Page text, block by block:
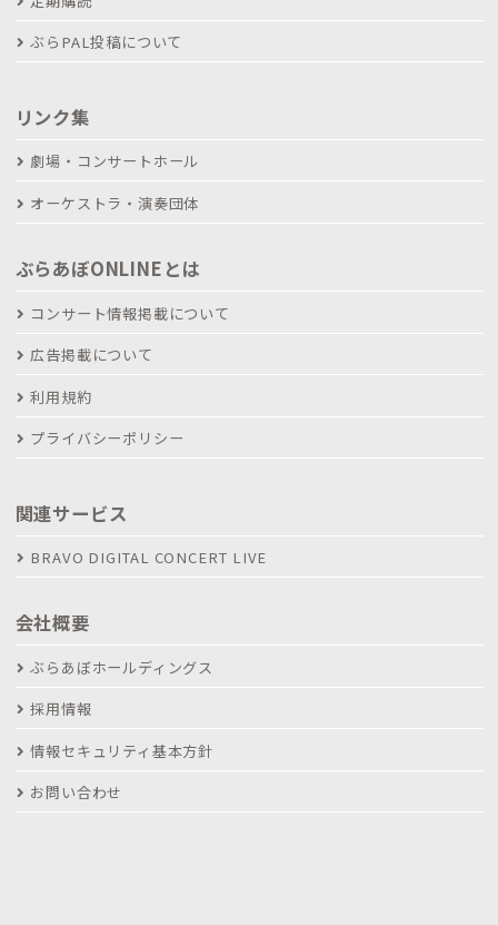
ぶらPAL投稿について
リンク集
劇場・コンサートホール
オーケストラ・演奏団体
ぶらあぼONLINEとは
コンサート情報掲載について
広告掲載について
利用規約
プライバシーポリシー
関連サービス
BRAVO DIGITAL CONCERT LIVE
会社概要
ぶらあぼホールディングス
採用情報
情報セキュリティ基本方針
お問い合わせ